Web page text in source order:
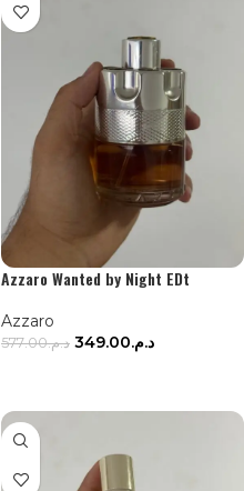
Azzaro Wanted by Night EDt
Azzaro
د.م.577.00 د.م.349.00